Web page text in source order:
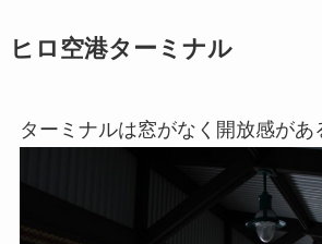
ヒロ空港ターミナル
ターミナルは窓がなく開放感があ